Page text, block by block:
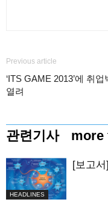
Previous article
‘ITS GAME 2013’에 취업
열려
관련기사 more
HEADLINES
[보고